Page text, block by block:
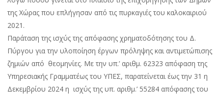
της Χώρας που επλήγησαν από τις πυρκαγιές του καλοκαιριού
2021.
Παράταση της ισχύς της απόφασης χρηματοδότησης του Δ.
Πύργου για την υλοποίηση έργων πρόληψης και αντιμετώπισης
ζημιών από θεομηνίες. Με την υπ.’ αριθμ. 62323 απόφαση της
Υπηρεσιακής Γραμματέως του ΥΠΕΣ, παρατείνεται έως την 31 η
Δεκεμβρίου 2024 η ισχύς της υπ. αριθμ.’ 55284 απόφασης του